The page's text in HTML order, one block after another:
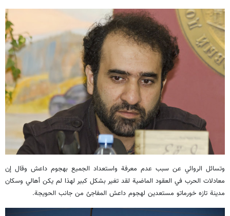
وتسائل الروائي عن سبب عدم معرفة واستعداد الجميع بهجوم داعش وقال إن
معادلات الحرب في العقود الماضية لقد تغير بشكل كبير لهذا لم يكن أهالي وسكان
مدينة تازه خورماتو مستعدين لهجوم داعش المفاجئ من جانب الحويجة.